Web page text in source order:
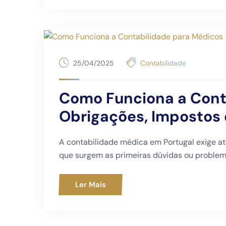
25/04/2025 Contabilidade
Como Funciona a
Obrigações, Impostos
A contabilidade médica em Portugal exige
que surgem as primeiras dúvidas ou
Ler Mais
Política de Privacidade
Livro de Reclamações Online
Portais